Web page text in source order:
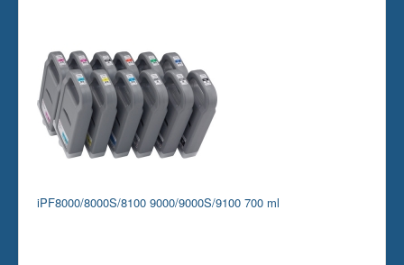
iPF8000/8000S/8100 9000/9000S/9100 700 ml